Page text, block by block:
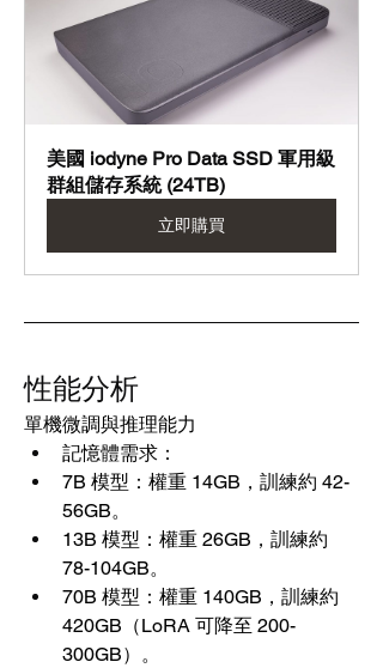
美國 iodyne Pro Data SSD 軍用級
群組儲存系統 (24TB)
立即購買
性能分析
單機微調與推理能力
記憶體需求：
7B 模型：權重 14GB，訓練約 42-
56GB。
13B 模型：權重 26GB，訓練約
78-104GB。
70B 模型：權重 140GB，訓練約
420GB（LoRA 可降至 200-
300GB）。